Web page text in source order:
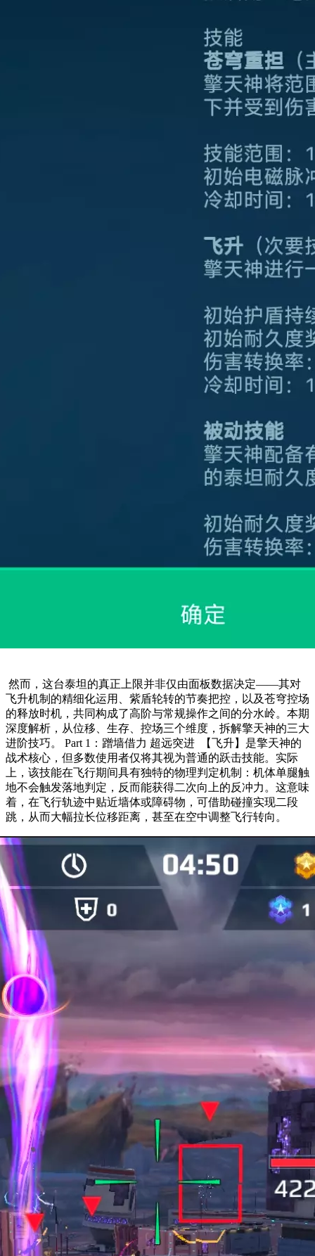
飞升机制的精细化运用、紫盾轮转的节奏把控，以及苍穹控场
的释放时机，共同构成了高阶与常规操作之间的分水岭。本期
深度解析，从位移、生存、控场三个维度，拆解擎天神的三大
进阶技巧。 Part 1：蹭墙借力 超远突进 ​ 【飞升】是擎天神的
战术核心，但多数使用者仅将其视为普通的跃击技能。实际
上，该技能在飞行期间具有独特的物理判定机制：机体单腿触
地不会触发落地判定，反而能获得二次向上的反冲力。这意味
着，在飞行轨迹中贴近墙体或障碍物，可借助碰撞实现二段
跳，从而大幅拉长位移距离，甚至在空中调整飞行转向。